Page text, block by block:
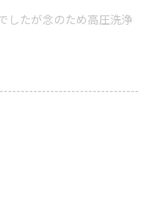
したが念のため高圧洗浄